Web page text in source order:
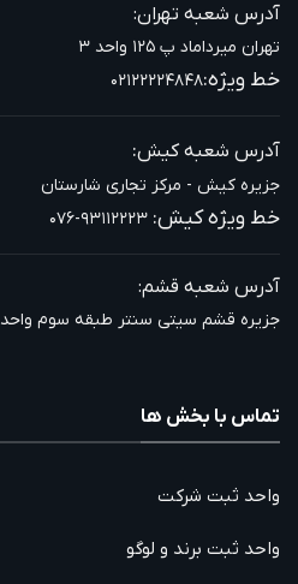
آدرس شعبه تهران:
تهران میرداماد پ ۱۲۵ واحد ۳
خط ویژه:۰۲۱۲۲۲۲۴۸۴۸
آدرس شعبه کیش:
جزیره کیش - مرکز تجاری شارستان
خط ویژه کیش: ۰۷۶-۹۳۱۱۲۲۲۳
آدرس شعبه قشم:
جزیره قشم سیتی سنتر طبقه سوم واحد ۲۲۲
تماس با بخش ها
واحد ثبت شرکت
واحد ثبت برند و لوگو